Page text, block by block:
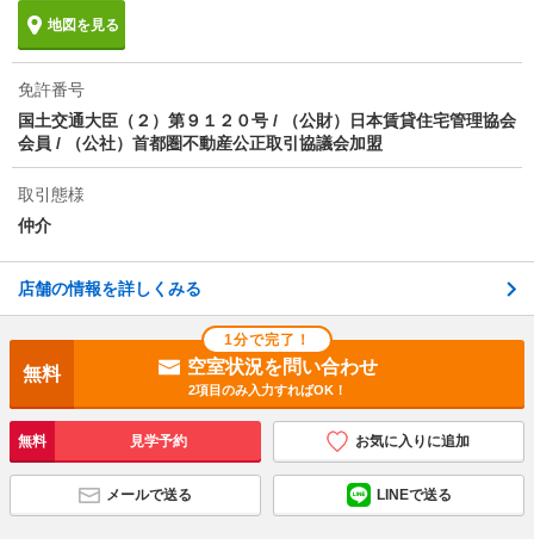
インボイス登録あり/更新事務手数料22000円/ruumサ
地図を見る
免許番号
国土交通大臣（２）第９１２０号 / （公財）日本賃貸住宅管理協会
会員 / （公社）首都圏不動産公正取引協議会加盟
取引態様
仲介
店舗の情報を詳しくみる
1分で完了！
無料 空室状況を問い合わせ
2項目のみ入力すればOK！
無料 見学予約 お気に入りに追加
メールで送る LINEで送る